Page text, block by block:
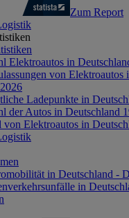
Zum Report
Elektroautos in
von Elektroautos
Ladepunkte in
der Autos in Deutschland
von Elektroautos in
in Deutschland -
in